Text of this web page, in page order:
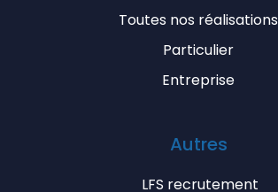
Toutes nos réalisations
Particulier
Entreprise
Autres
LFS recrutement